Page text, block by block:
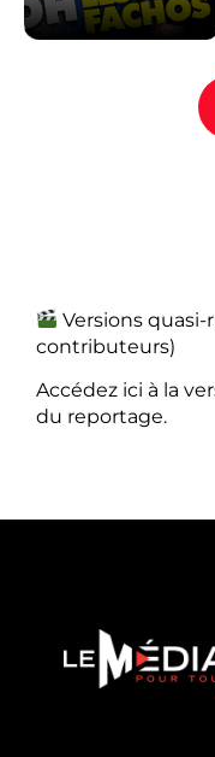
Versions quasi-
contributeurs)
Accédez ici à la
du reportage.